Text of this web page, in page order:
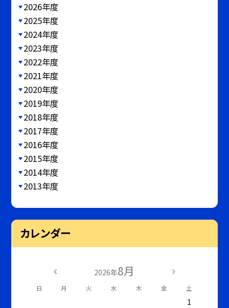
2026年度
2025年度
2024年度
2023年度
2022年度
2021年度
2020年度
2019年度
2018年度
2017年度
2016年度
2015年度
2014年度
2013年度
カレンダー
2026年8月
日 月 火 水 木 金 土
1